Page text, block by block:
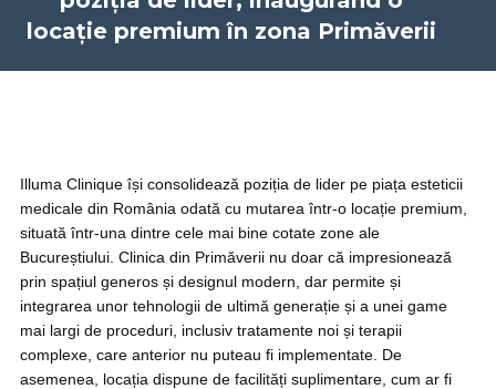
locație premium în zona Primăverii
Illuma Clinique își consolidează poziția de lider pe piața esteticii
medicale din România odată cu mutarea într-o locație premium,
situată într-una dintre cele mai bine cotate zone ale
Bucureștiului. Clinica din Primăverii nu doar că impresionează
prin spațiul generos și designul modern, dar permite și
integrarea unor tehnologii de ultimă generație și a unei game
mai largi de proceduri, inclusiv tratamente noi și terapii
complexe, care anterior nu puteau fi implementate. De
asemenea, locația dispune de facilități suplimentare, cum ar fi